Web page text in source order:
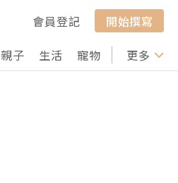
會員登記
開始撰寫
親子 生活 寵物 行山 打卡
更多